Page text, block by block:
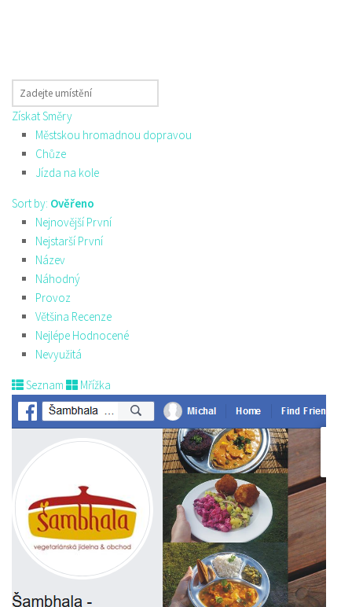
Získat Směry
Městskou hromadnou dopravou
Chůze
Jízda na kole
Sort by: Ověřeno
Nejnovější První
Nejstarší První
Název
Náhodný
Provoz
Většina Recenze
Nejlépe Hodnocené
Nevyužitá
Seznam Mřížka